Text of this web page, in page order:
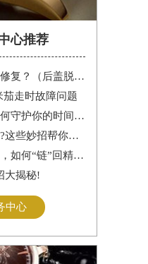
心推荐
欧米茄手表后盖脱落怎么修复？（后盖脱落解决办法）
走时故障问题
欧米茄表镜划痕之谜：如何守护你的时间印记
欧米茄手表表带金属过敏?这些妙招帮你轻松解决
欧米茄金属表带链节松动，如何“链”回精致时光?
大揭秘!
中心